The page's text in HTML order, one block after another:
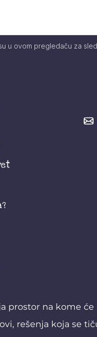
u ovom pregledaču za
prostor na kome
rešenja koja se